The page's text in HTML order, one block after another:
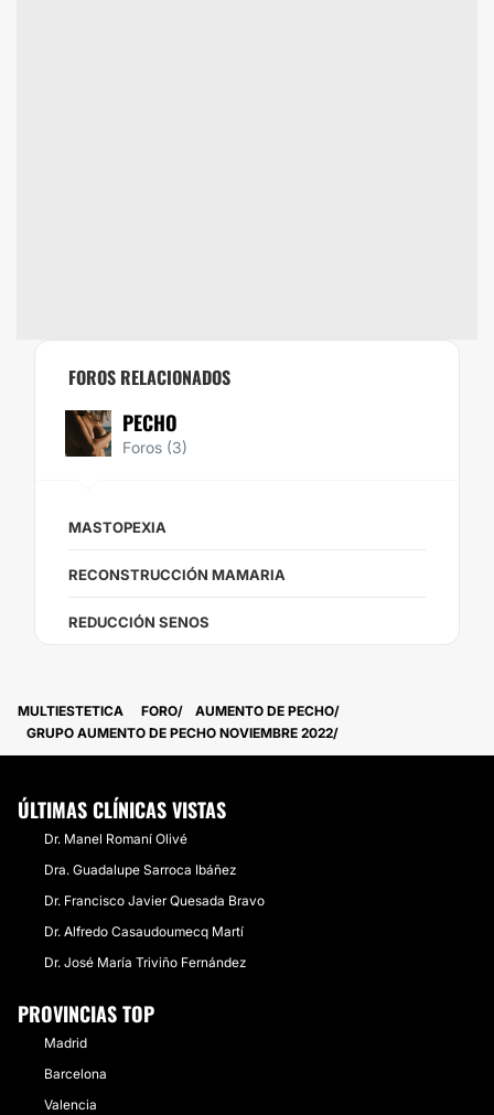
FOROS RELACIONADOS
PECHO
Foros (3)
MASTOPEXIA
RECONSTRUCCIÓN MAMARIA
REDUCCIÓN SENOS
MULTIESTETICA FORO
AUMENTO DE PECHO
GRUPO AUMENTO DE PECHO NOVIEMBRE 2022
ÚLTIMAS CLÍNICAS VISTAS
Dr. Manel Romaní Olivé
Dra. Guadalupe Sarroca Ibáñez
Dr. Francisco Javier Quesada Bravo
Dr. Alfredo Casaudoumecq Martí
Dr. José María Triviño Fernández
PROVINCIAS TOP
Madrid
Barcelona
Valencia